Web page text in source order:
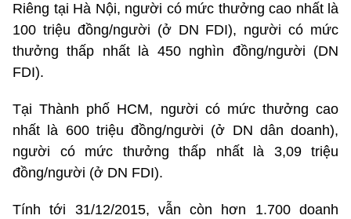
Riêng tại Hà Nội, người có mức thưởng cao nhất là
100 triệu đồng/người (ở DN FDI), người có mức
thưởng thấp nhất là 450 nghìn đồng/người (DN
FDI).
Tại Thành phố HCM, người có mức thưởng cao
nhất là 600 triệu đồng/người (ở DN dân doanh),
người có mức thưởng thấp nhất là 3,09 triệu
đồng/người (ở DN FDI).
Tính tới 31/12/2015, vẫn còn hơn 1.700 doanh